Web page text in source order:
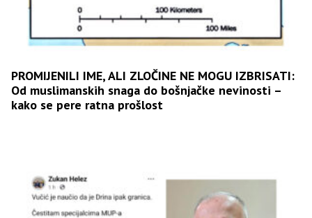
PROMIJENILI IME, ALI ZLOČINE NE MOGU IZBRISATI:
Od muslimanskih snaga do bošnjačke nevinosti –
kako se pere ratna prošlost